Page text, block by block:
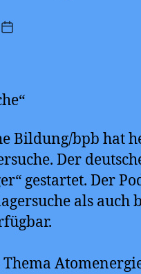
Beitragsdatum
Bildung/bpb hat
Der
gestartet. Der
als auch